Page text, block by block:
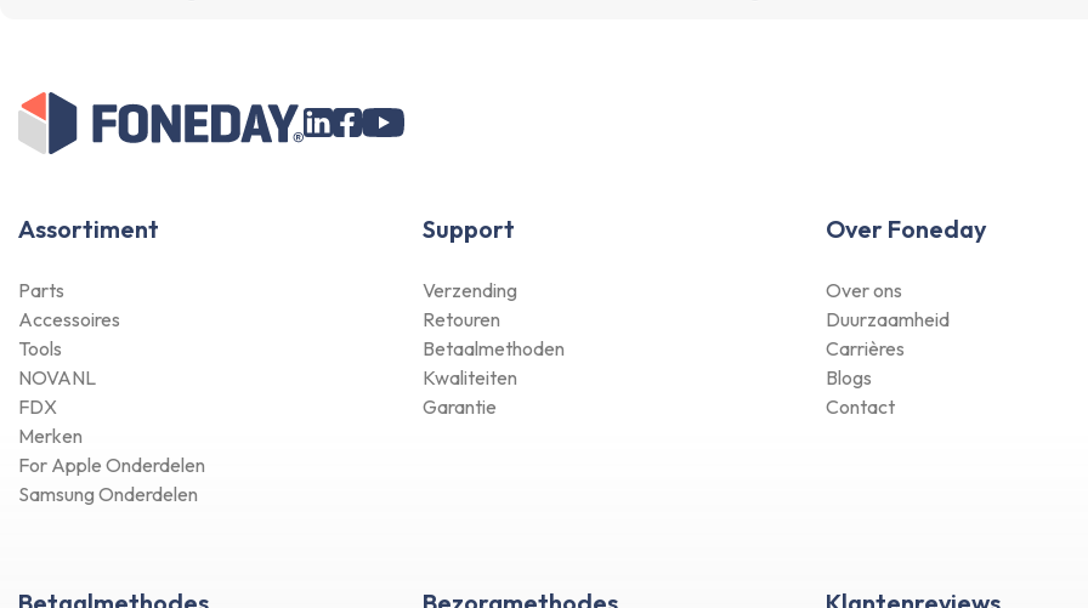
Assortiment
Parts
Accessoires
Tools
NOVANL
FDX
Merken
For Apple Onderdelen
Samsung Onderdelen
Support
Verzending
Retouren
Betaalmethoden
Kwaliteiten
Garantie
Over Foneday
Over ons
Duurzaamheid
Carrières
Blogs
Contact